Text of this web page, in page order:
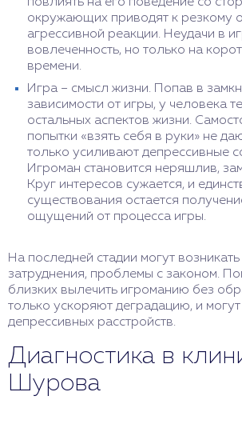
окружающих приводят к резкому
агрессивной реакции. Неудачи в
вовлеченность, но только на
времени.
Игра – смысл жизни. Попав в
зависимости от игры, у человека
остальных аспектов жизни.
попытки «взять себя в руки» не
только усиливают депрессивные
Игроман становится неряшлив,
Круг интересов сужается, и
существования остается
ощущений от процесса игры.
На последней стадии могут
затруднения, проблемы с законом.
близких вылечить игроманию без
только ускоряют деградацию, и могут
депрессивных расстройств.
Диагностика в
Шурова